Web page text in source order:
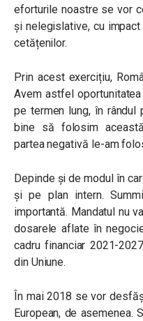
eforturile noastre se vor
și nelegislative, cu
cetățenilor.
Prin acest exercițiu,
Avem astfel
pe termen lung, în rândul
bine să folosim
partea negativă le-am
Depinde și de modul în
și pe plan intern.
importantă. Mandatul nu
dosarele aflate în
cadru financiar 2021-
din Uniune.
În mai 2018 se vor
European, de asemenea.